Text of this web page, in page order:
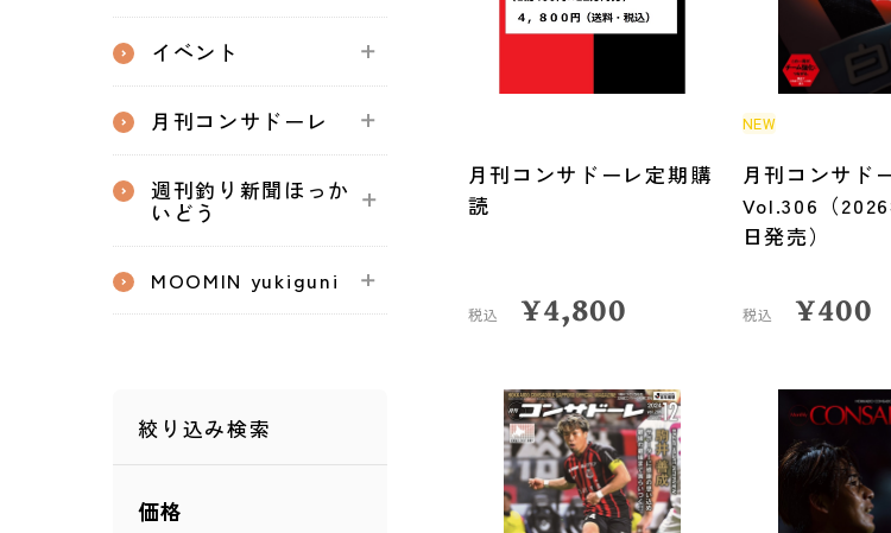
イベント
月刊コンサドーレ
週刊釣り新聞ほっか
いどう
MOOMIN yukiguni
絞り込み検索
価格
月刊コンサドーレ定期購
読
税込 ¥4,800
NEW
月刊コンサド
Vol.306（
日発売）
税込 ¥400